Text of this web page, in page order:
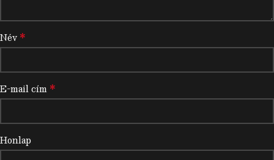
Név *
E-mail cím *
Honlap